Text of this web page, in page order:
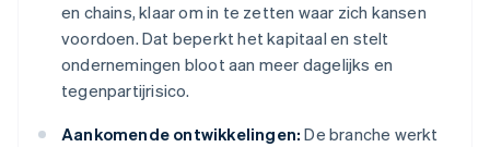
en chains, klaar om in te zetten waar zich kansen
voordoen. Dat beperkt het kapitaal en stelt
ondernemingen bloot aan meer dagelijks en
tegenpartijrisico.
Aankomende ontwikkelingen: De branche werkt